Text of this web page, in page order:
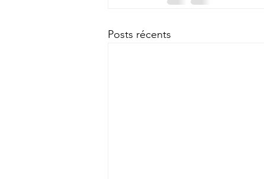
Posts récents